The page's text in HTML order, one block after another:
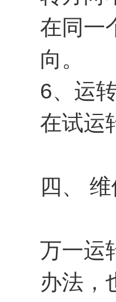
在同一
向。
6、运
在试运
四、
万一运
办法，